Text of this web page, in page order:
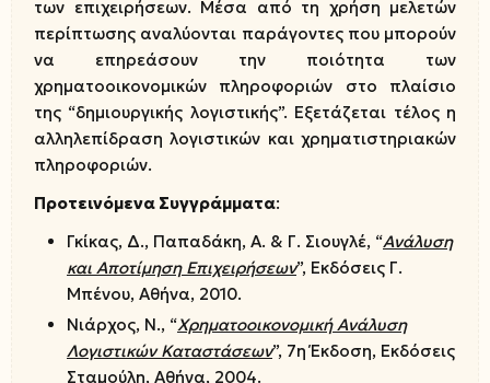
των επιχειρήσεων. Μέσα από τη χρήση μελετών
περίπτωσης αναλύονται παράγοντες που μπορούν
να επηρεάσουν την ποιότητα των
χρηματοοικονομικών πληροφοριών στο πλαίσιο
της “δημιουργικής λογιστικής”. Εξετάζεται τέλος η
αλληλεπίδραση λογιστικών και χρηματιστηριακών
πληροφοριών.
Προτεινόμενα Συγγράμματα:
Γκίκας, Δ., Παπαδάκη, Α. & Γ. Σιουγλέ, “Ανάλυση
και Αποτίμηση Επιχειρήσεων”, Εκδόσεις Γ.
Μπένου, Αθήνα, 2010.
Νιάρχος, Ν., “Χρηματοοικονομική Ανάλυση
Λογιστικών Καταστάσεων”, 7η Έκδοση, Εκδόσεις
Σταμούλη, Αθήνα, 2004.